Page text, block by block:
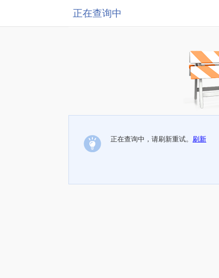
正在查询中
正在查询中，请刷新重试。 刷新